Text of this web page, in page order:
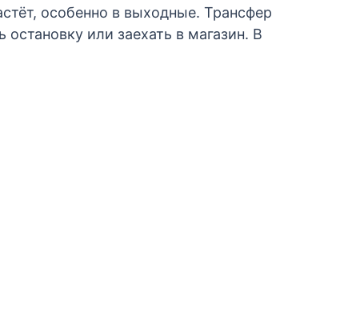
особенно в выходные. Трансфер
или заехать в магазин. В